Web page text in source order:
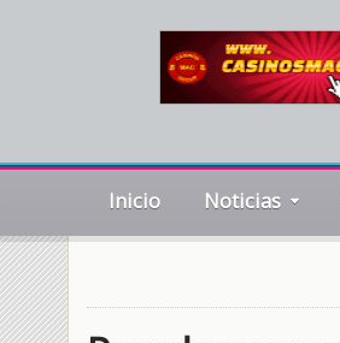
Inicio Noticias